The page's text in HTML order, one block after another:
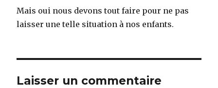
Mais oui nous devons tout faire pour ne pas
laisser une telle situation à nos enfants.
Laisser un commentaire